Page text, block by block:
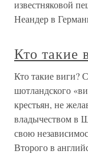
известняковой
Неандер в
Кто такие
Кто такие виги?
шотландского
крестьян, не
владычеством в
свою
Второго в